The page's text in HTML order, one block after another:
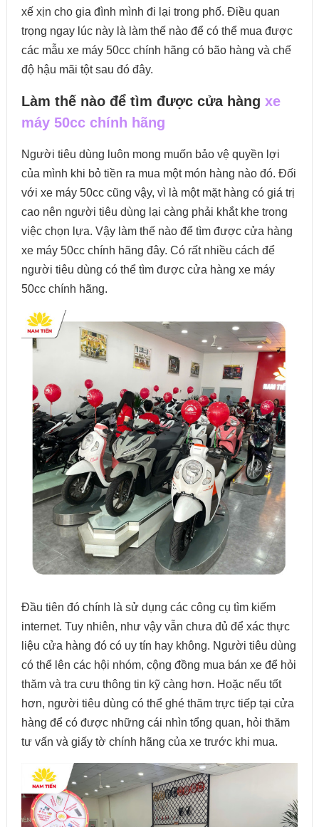
xế xịn cho gia đình mình đi lại trong phố. Điều quan
trọng ngay lúc này là làm thế nào để có thể mua được
các mẫu xe máy 50cc chính hãng có bão hàng và chế
độ hậu mãi tột sau đó đây.
Làm thế nào để tìm được cửa hàng xe
máy 50cc chính hãng
Người tiêu dùng luôn mong muốn bảo vệ quyền lợi
của mình khi bỏ tiền ra mua một món hàng nào đó. Đối
với xe máy 50cc cũng vậy, vì là một mặt hàng có giá trị
cao nên người tiêu dùng lại càng phải khắt khe trong
việc chọn lựa. Vậy làm thế nào để tìm được cửa hàng
xe máy 50cc chính hãng đây. Có rất nhiều cách để
người tiêu dùng có thể tìm được cửa hàng xe máy
50cc chính hãng.
Đầu tiên đó chính là sử dụng các công cụ tìm kiếm
internet. Tuy nhiên, như vậy vẫn chưa đủ để xác thực
liệu cửa hàng đó có uy tín hay không. Người tiêu dùng
có thể lên các hội nhóm, cộng đồng mua bán xe để hỏi
thăm và tra cưu thông tin kỹ càng hơn. Hoặc nếu tốt
hơn, người tiêu dùng có thể ghé thăm trực tiếp tại cửa
hàng để có được những cái nhìn tổng quan, hỏi thăm
tư vấn và giấy tờ chính hãng của xe trước khi mua.